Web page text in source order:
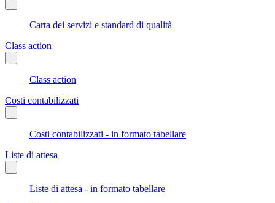
Carta dei servizi e standard di qualità
Class action
Class action
Costi contabilizzati
Costi contabilizzati - in formato tabellare
Liste di attesa
Liste di attesa - in formato tabellare